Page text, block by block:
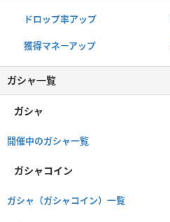
ドロップ率アップ
獲得マネーアップ
ガシャ一覧
ガシャ
開催中のガシャ一覧
ガシャコイン
ガシャ（ガシャコイン）一覧